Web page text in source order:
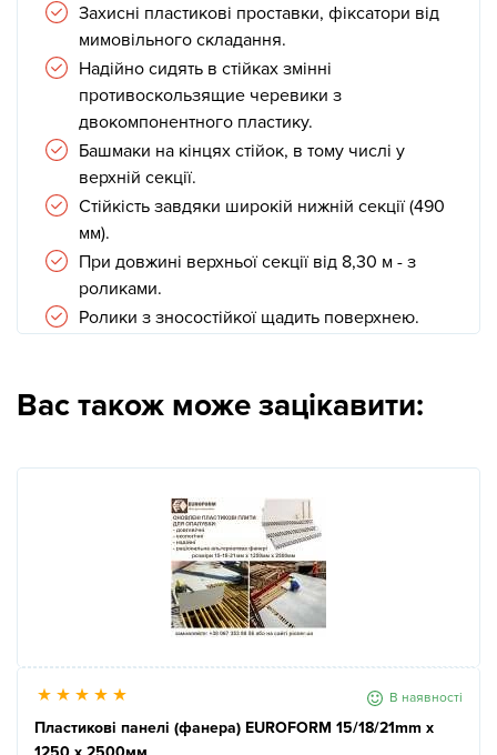
Вас також може зацікавити:
В наявності
Пластикові панелі (фанера) EUROFORM 15/18/21mm x
Захисні пластикові проставки, фіксатори від
мимовільного складання.
Надійно сидять в стійках змінні
противоскользящие черевики з
двокомпонентного пластику.
Башмаки на кінцях стійок, в тому числі у
верхній секції.
Стійкість завдяки широкій нижній секції (490
мм).
При довжині верхньої секції від 8,30 м - з
роликами.
Ролики з зносостійкої щадить поверхнею.